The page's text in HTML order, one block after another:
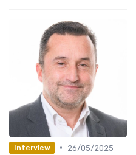
Interview •
26/05/2025